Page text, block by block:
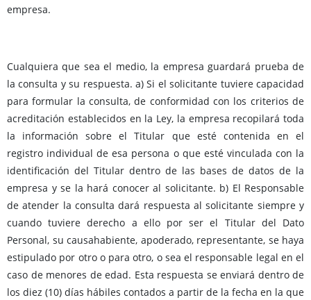
empresa.
Cualquiera que sea el medio, la empresa guardará prueba de
la consulta y su respuesta. a) Si el solicitante tuviere capacidad
para formular la consulta, de conformidad con los criterios de
acreditación establecidos en la Ley, la empresa recopilará toda
la información sobre el Titular que esté contenida en el
registro individual de esa persona o que esté vinculada con la
identificación del Titular dentro de las bases de datos de la
empresa y se la hará conocer al solicitante. b) El Responsable
de atender la consulta dará respuesta al solicitante siempre y
cuando tuviere derecho a ello por ser el Titular del Dato
Personal, su causahabiente, apoderado, representante, se haya
estipulado por otro o para otro, o sea el responsable legal en el
caso de menores de edad. Esta respuesta se enviará dentro de
los diez (10) días hábiles contados a partir de la fecha en la que